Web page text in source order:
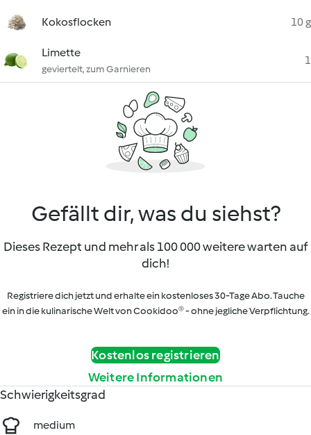
Kokosflocken 10 g
Limette
geviertelt, zum Garnieren
1
Gefällt dir, was du siehst?
Dieses Rezept und mehr als 100 000 weitere warten auf
dich!
Registriere dich jetzt und erhalte ein kostenloses 30-Tage Abo. Tauche
ein in die kulinarische Welt von Cookidoo® - ohne jegliche Verpflichtung.
Kostenlos registrieren
Weitere Informationen
Schwierigkeitsgrad
medium